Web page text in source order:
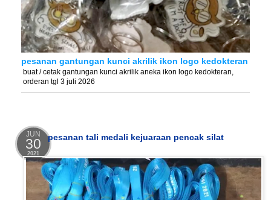
pesanan gantungan kunci akrilik ikon logo kedokteran
buat / cetak gantungan kunci akrilik aneka ikon logo kedokteran,
orderan tgl 3 juli 2026
JUN
30
2021
pesanan tali medali kejuaraan pencak silat